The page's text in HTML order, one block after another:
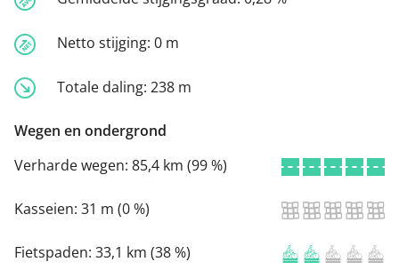
Netto stijging: 0 m
Totale daling: 238 m
Wegen en ondergrond
Verharde wegen: 85,4 km (99 %)
Kasseien: 31 m (0 %)
Fietspaden: 33,1 km (38 %)